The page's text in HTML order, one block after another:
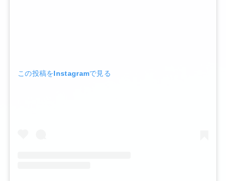
この投稿をInstagramで見る